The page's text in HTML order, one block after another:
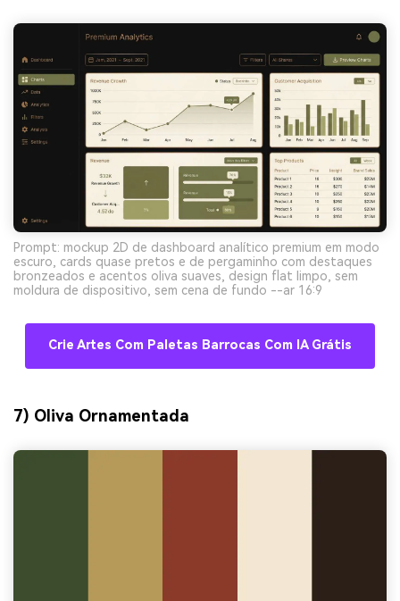
Prompt: mockup 2D de dashboard analítico premium em modo
escuro, cards quase pretos e de pergaminho com destaques
bronzeados e acentos oliva suaves, design flat limpo, sem
moldura de dispositivo, sem cena de fundo --ar 16:9
Crie Artes Com Paletas Barrocas Com IA Grátis
7) Oliva Ornamentada